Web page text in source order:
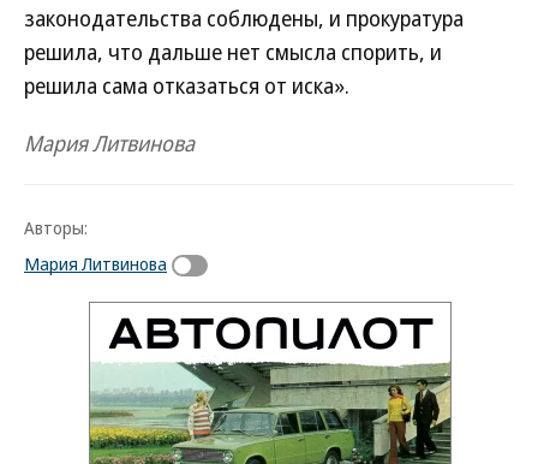
законодательства соблюдены, и прокуратура
решила, что дальше нет смысла спорить, и
решила сама отказаться от иска».
Мария Литвинова
Авторы:
Мария Литвинова